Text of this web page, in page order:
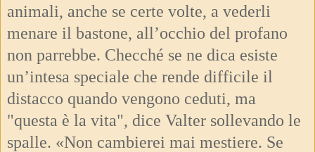
animali, anche se certe volte, a vederli
menare il bastone, all’occhio del profano
non parrebbe. Checché se ne dica esiste
un’intesa speciale che rende difficile il
distacco quando vengono ceduti, ma
"questa è la vita", dice Valter sollevando le
spalle. «Non cambierei mai mestiere. Se